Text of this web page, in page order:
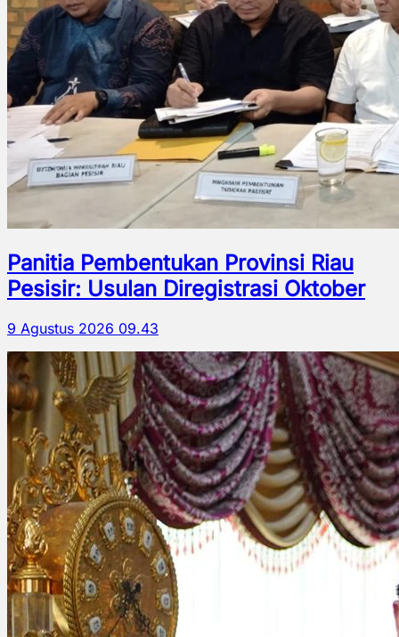
Panitia Pembentukan Provinsi Riau
Pesisir: Usulan Diregistrasi Oktober
9 Agustus 2026 09.43